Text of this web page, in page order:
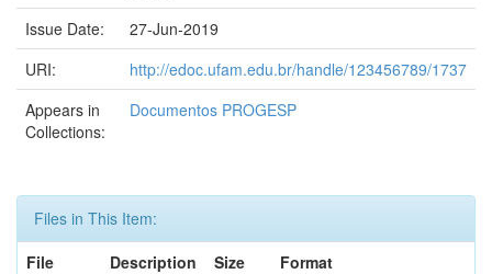
Issue Date:
27-Jun-2019
URI:
http://edoc.ufam.edu.br/handle/123456789/1737
Appears in
Collections:
Documentos PROGESP
Files in This Item:
File
Description Size
Format